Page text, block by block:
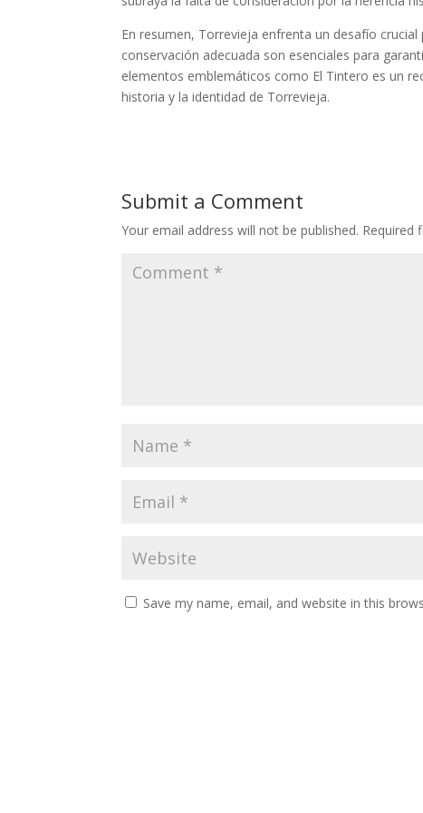
En resumen, Torrevieja enfrenta un desafío
conservación adecuada son esenciales para
elementos emblemáticos como El Tintero es un
historia y la identidad de Torrevieja.
Submit a Comment
Your email address will not be published. Required
Save my name, email, and website in this